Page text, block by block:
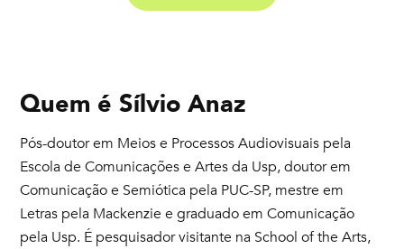
Quem éSílvio Anaz
Pós-doutor em Meios e Processos Audiovisuais pela
Escola de Comunicações e Artes da Usp, doutor em
Comunicação e Semiótica pela PUC-SP, mestre em
Letras pela Mackenzie e graduado em Comunicação
pela Usp. É pesquisador visitante na School of the Arts,